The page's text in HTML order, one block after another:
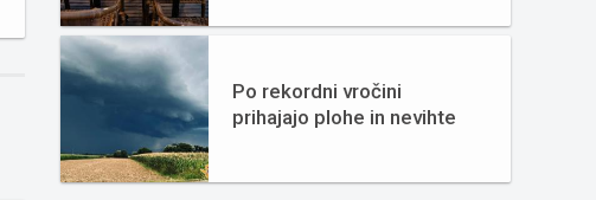
Po rekordni vročini
prihajajo plohe in nevihte